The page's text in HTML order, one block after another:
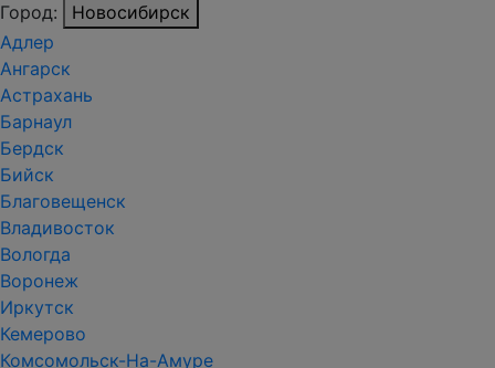
Город:
Новосибирск
Адлер
Ангарск
Астрахань
Барнаул
Бердск
Бийск
Благовещенск
Владивосток
Вологда
Воронеж
Иркутск
Кемерово
Комсомольск-На-Амуре